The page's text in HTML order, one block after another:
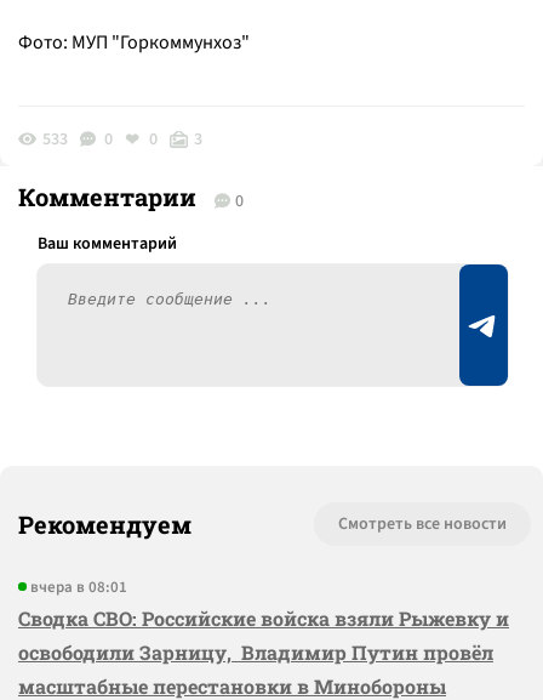
Фото: МУП "Горкоммунхоз"
533 0 0 3
Комментарии 0
Рекомендуем Смотреть все новости
вчера в 08:01
Сводка СВО: Российские войска взяли Рыжевку и
освободили Зарницу, Владимир Путин провёл
масштабные перестановки в Минобороны